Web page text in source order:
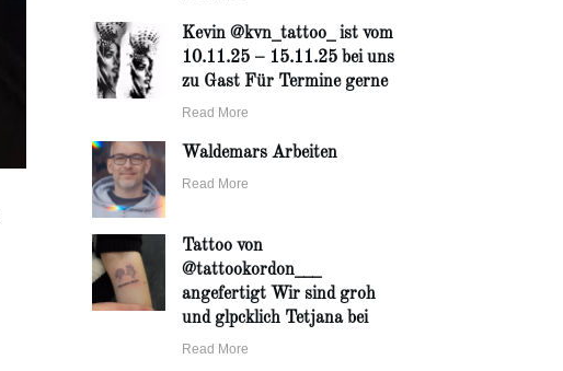
Kevin @kvn_tattoo_ ist vom
10.11.25 – 15.11.25 bei uns
zu Gast Für Termine gerne
Read More
Waldemars Arbeiten
Read More
Tattoo von
@tattookordon___
angefertigt Wir sind groh
und glpcklich Tetjana bei
Read More